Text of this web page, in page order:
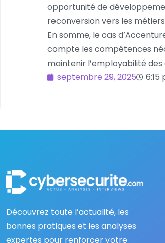
opportunité de
reconversion vers les
En somme, le cas
compte les compétences
maintenir l’employabilité
septembre 29, 2025
6:15
Découvrez toute l’actualité, les
bonnes pratiques et les analyses
expertes pour renforcer votre